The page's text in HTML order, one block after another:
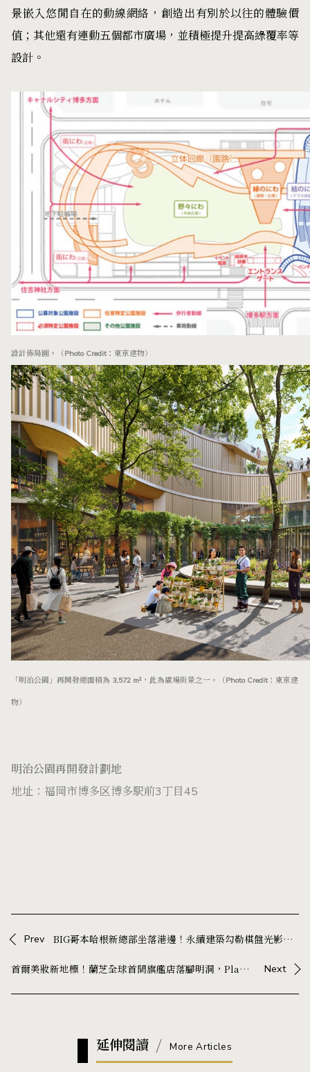
景嵌入悠閒自在的動線網絡，創造出有別於以往的體驗價
值；其他還有連動五個都市廣場，並積極提升提高綠覆率等
設計。
設計佈局圖。（Photo Credit：東京建物）
「明治公園」再開發總面積為 3,572 m²，此為廣場街景之一。（Photo Credit：東京建
物）
明治公園再開發計劃地
地址：福岡市博多区博多駅前3丁目45
Prev BIG哥本哈根新總部坐落港邊！永續建築勾勒棋盤光影，結合戶外景觀公園成當地新地標
首爾美妝新地標！蘭芝全球首間旗艦店落腳明洞，Playlab 打造沉浸式體驗空間 Next
延伸閱讀 More Articles